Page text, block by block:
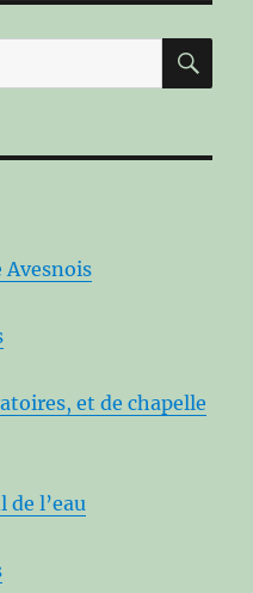
et de chapelle
l’eau